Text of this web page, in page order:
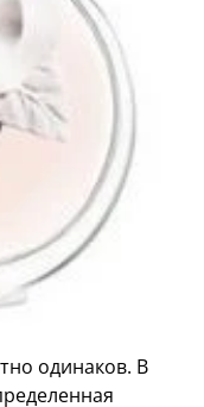
одинаков. В